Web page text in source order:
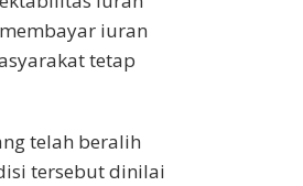
membayar iuran
tetap
telah beralih
tersebut dinilai